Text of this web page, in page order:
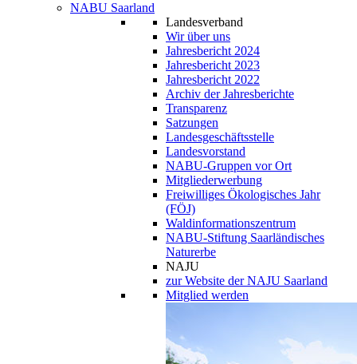
NABU Saarland
Landesverband
Wir über uns
Jahresbericht 2024
Jahresbericht 2023
Jahresbericht 2022
Archiv der Jahresberichte
Transparenz
Satzungen
Landesgeschäftsstelle
Landesvorstand
NABU-Gruppen vor Ort
Mitgliederwerbung
Freiwilliges Ökologisches Jahr
(FÖJ)
Waldinformationszentrum
NABU-Stiftung Saarländisches
Naturerbe
NAJU
zur Website der NAJU Saarland
Mitglied werden